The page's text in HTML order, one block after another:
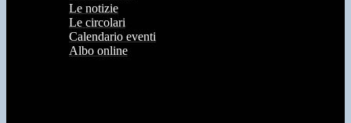
Le notizie
Le circolari
Calendario eventi
Albo online